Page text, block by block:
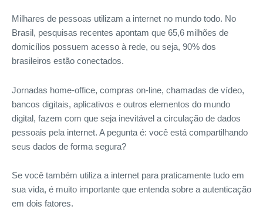
Milhares de pessoas utilizam a internet no mundo todo. No
Brasil, pesquisas recentes apontam que 65,6 milhões de
domicílios possuem acesso à rede, ou seja, 90% dos
brasileiros estão conectados.
Jornadas home-office, compras on-line, chamadas de vídeo,
bancos digitais, aplicativos e outros elementos do mundo
digital, fazem com que seja inevitável a circulação de dados
pessoais pela internet. A pegunta é: você está compartilhando
seus dados de forma segura?
Se você também utiliza a internet para praticamente tudo em
sua vida, é muito importante que entenda sobre a autenticação
em dois fatores.